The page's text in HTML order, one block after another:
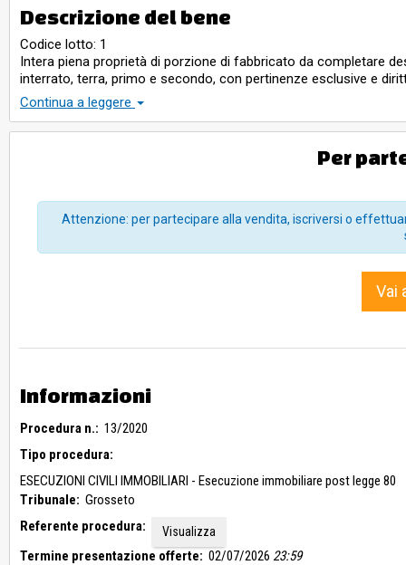
Descrizione del bene
Codice lotto: 1
Intera piena proprietà di porzione di fabbricato da completare
interrato, terra, primo e secondo, con pertinenze esclusive e
posto in prossimità del contesto della via Senese.
Continua a leggere
Per
Attenzione: per partecipare alla vendita, iscriversi o
Vai
Informazioni
Procedura n.: 13/2020
Tipo procedura:
ESECUZIONI CIVILI IMMOBILIARI - Esecuzione immobiliare post legge 80
Tribunale: Grosseto
Referente procedura:
Visualizza
Termine presentazione offerte: 02/07/2026 23:59